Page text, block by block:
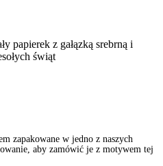
papierek z gałązką srebrną i
świąt
zapakowane w jedno z naszych
aby zamówić je z motywem tej